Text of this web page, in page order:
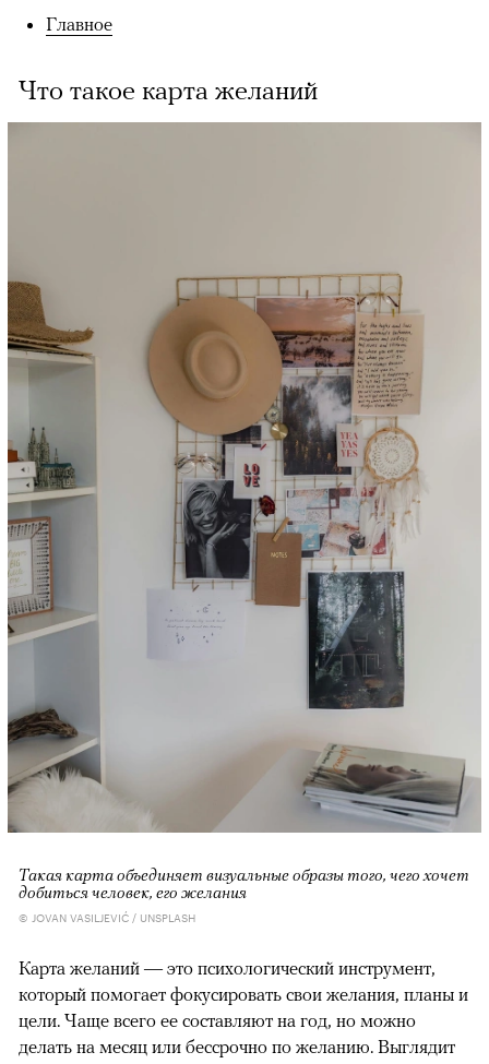
Главное
Что такое карта желаний
Такая карта объединяет визуальные образы того, чего хочет
добиться человек, его желания
© JOVAN VASILJEVIĆ / UNSPLASH
Карта желаний — это психологический инструмент,
который помогает фокусировать свои желания, планы и
цели. Чаще всего ее составляют на год, но можно
делать на месяц или бессрочно по желанию. Выглядит